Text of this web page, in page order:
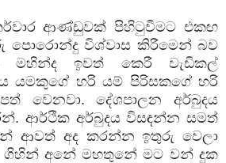
ආණ්ඩුවක් පිහිටුවීමට එකඟ
විශ්වාස කිරීමෙන් බව
මහින්ද ඉවත් කෙරී වැඩිකල්
යමකුගේ හරි යම් පිරිසකගේ හරි
වෙනවා. දේශපාලන අර්බුදය
ආර්ථික අර්බුදය විසඳන්න සමත්
ආවත් අද කරන්න ඉතුරු වෙලා
ගිහින් අනේ මහතුනේ මට වන් දුක